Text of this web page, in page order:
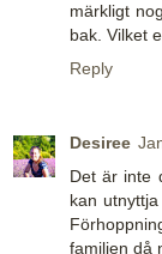
märkligt
bak. Vilket
Reply
Desiree
Det är inte
kan
familjen då